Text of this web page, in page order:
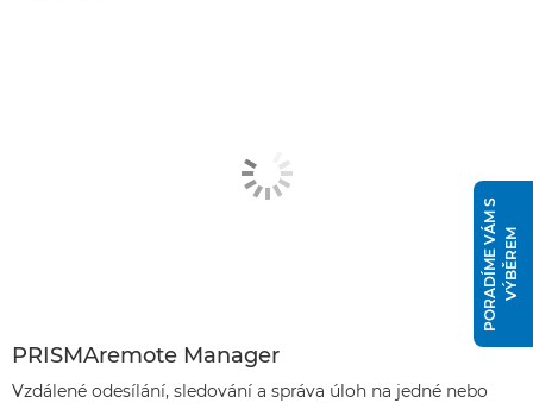
PRISMAremote Manager
Vzdálené odesílání, sledování a správa úloh na jedné nebo
P
O
R
A
D
Í
M
E
V
Á
M
S
V
Ý
B
Ě
R
EM